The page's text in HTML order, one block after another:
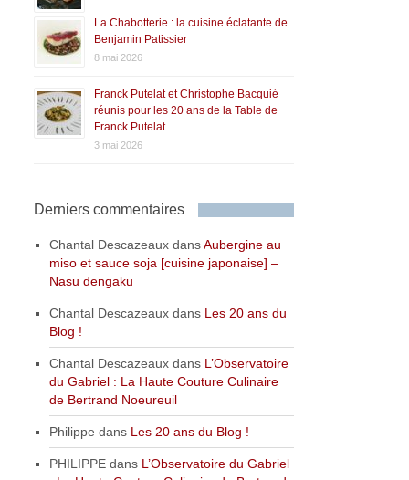
La Chabotterie : la cuisine éclatante de
Benjamin Patissier
8 mai 2026
Franck Putelat et Christophe Bacquié
réunis pour les 20 ans de la Table de
Franck Putelat
3 mai 2026
Derniers commentaires
Chantal Descazeaux dansAubergine au
miso et sauce soja [cuisine japonaise] –
Nasu dengaku
Chantal Descazeaux dans Les 20 ans du
Blog !
Chantal Descazeaux dans L’Observatoire
du Gabriel : La Haute Couture Culinaire
de Bertrand Noeureuil
Philippe dans Les 20 ans du Blog !
PHILIPPE dans L’Observatoire du Gabriel